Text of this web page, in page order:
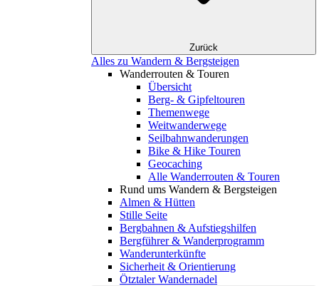
Zurück
Alles zu Wandern & Bergsteigen
Wanderrouten & Touren
Übersicht
Berg- & Gipfeltouren
Themenwege
Weitwanderwege
Seilbahnwanderungen
Bike & Hike Touren
Geocaching
Alle Wanderrouten & Touren
Rund ums Wandern & Bergsteigen
Almen & Hütten
Stille Seite
Bergbahnen & Aufstiegshilfen
Bergführer & Wanderprogramm
Wanderunterkünfte
Sicherheit & Orientierung
Ötztaler Wandernadel